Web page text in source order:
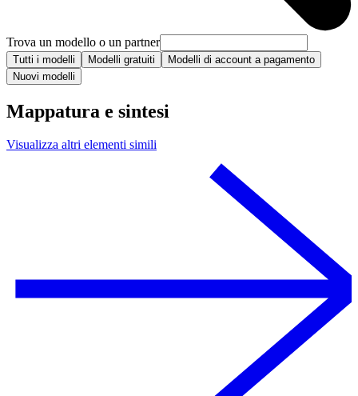
Trova un modello o un partner
Tutti i modelli Modelli gratuiti
Modelli di account a pagamento
Nuovi modelli
Mappatura e sintesi
Visualizza altri elementi simili